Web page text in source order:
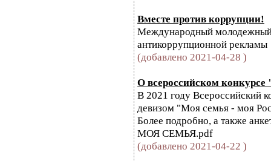
Вместе против коррупции!
Международный
антикоррупционной рекламы
(добавлено 2021-04-28 )
О всероссийском
В 2021 году Всероссийский
девизом "Моя семья - моя
Более подробно, а также
МОЯ СЕМЬЯ.pdf
(добавлено 2021-04-22 )